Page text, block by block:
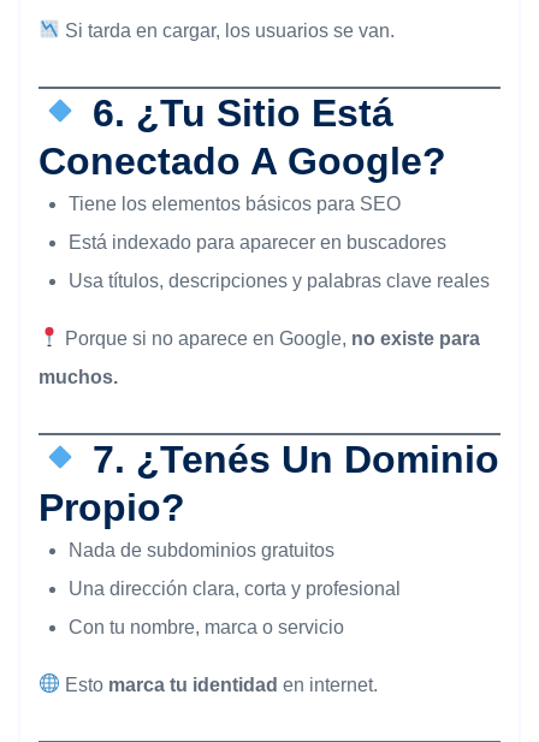
Si tarda en cargar, los usuarios se van.
6. ¿Tu Sitio Está
Conectado A Google?
Tiene los elementos básicos para SEO
Está indexado para aparecer en buscadores
Usa títulos, descripciones y palabras clave reales
Porque si no aparece en Google, no existe para
muchos.
7. ¿Tenés Un Dominio
Propio?
Nada de subdominios gratuitos
Una dirección clara, corta y profesional
Con tu nombre, marca o servicio
Esto marca tu identidad en internet.